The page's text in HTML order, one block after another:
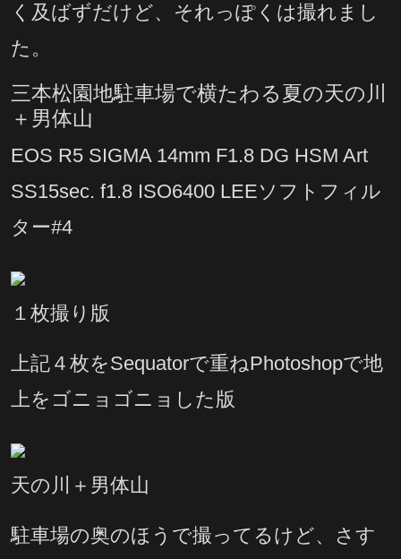
く及ばずだけど、それっぽくは撮れまし
た。
三本松園地駐車場で横たわる夏の天の川
＋男体山
EOS R5 SIGMA 14mm F1.8 DG HSM Art
SS15sec. f1.8 ISO6400 LEEソフトフィル
ター#4
１枚撮り版
上記４枚をSequatorで重ねPhotoshopで地
上をゴニョゴニョした版
天の川＋男体山
駐車場の奥のほうで撮ってるけど、さす